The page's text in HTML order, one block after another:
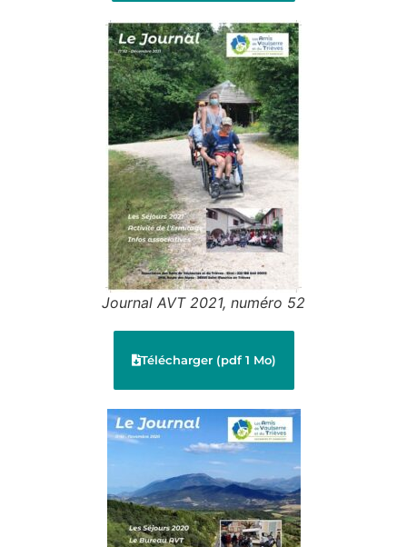
Journal AVT 2021, numéro 52
Télécharger (pdf 1 Mo)